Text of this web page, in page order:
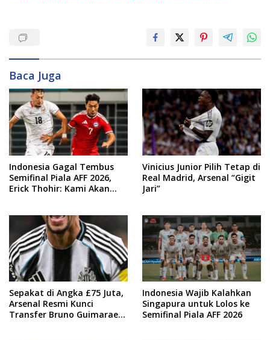
Baca Juga
Indonesia Gagal Tembus
Semifinal Piala AFF 2026,
Erick Thohir: Kami Akan
Vinicius Junior Pilih Tetap di
Real Madrid, Arsenal “Gigit
Jari”
Sepakat di Angka £75 Juta,
Arsenal Resmi Kunci
Transfer Bruno Guimaraes
Indonesia Wajib Kalahkan
Singapura untuk Lolos ke
Semifinal Piala AFF 2026